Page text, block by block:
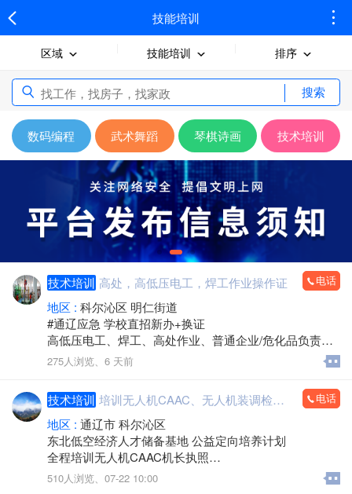
技能培训
区域 技能培训 排序
搜索
数码编程 武术舞蹈 琴棋诗画 技术培训
技术培训 高处，高低压电工，焊工作业操作证 电话
地区 : 科尔沁区 明仁街道
#通辽应急 学校直招新办+换证
高低压电工、焊工、高处作业、普通企业/危化品负责
人、管理员（加油站）等相关证件#每都有考试
国网可查，欢迎企业、个人咨询合作[握手]
报名15847483315刘老师
275人浏览、 6 天前
技术培训 培训无人机CAAC、无人机装调检修人才，推荐就业 电话
地区 : 通辽市 科尔沁区
东北低空经济人才储备基地 公益定向培养计划
全程培训无人机CAAC机长执照
学成推荐就业
510人浏览、 07-22 10:00